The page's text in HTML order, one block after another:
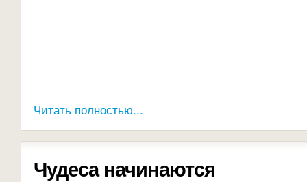
Читать полностью...
Чудеса начинаются